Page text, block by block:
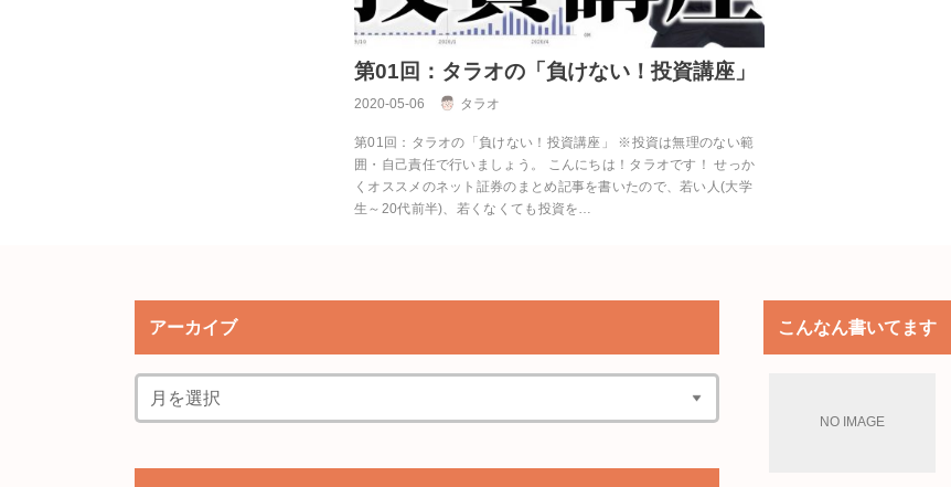
第01回：タラオの「負けない！投資講座」
2020-05-06 タラオ
第01回：タラオの「負けない！投資講座」 ※投資は無理のない範
囲・自己責任で行いましょう。 こんにちは！タラオです！ せっか
くオススメのネット証券のまとめ記事を書いたので、若い人(大学
生～20代前半)、若くなくても投資を…
アーカイブ こんなん書いてます